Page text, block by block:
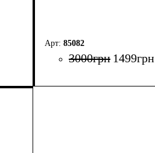
85082
3000грн 1499грн